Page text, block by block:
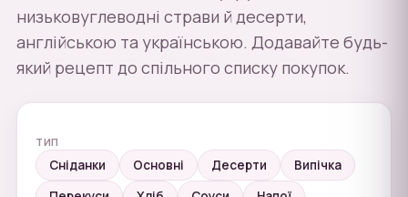
низьковуглеводні страви й десерти,
англійською та українською. Додавайте будь-
який рецепт до спільного списку покупок.
ТИП
Сніданки Основні Десерти
Випічка